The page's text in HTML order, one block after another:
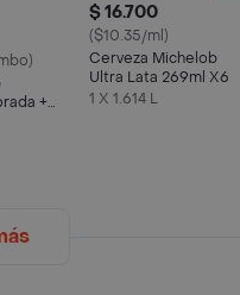
+
$ 16.700
($10.35/ml)
Cerveza Michelob
Ultra Lata 269ml X6
1 X 1.614 L